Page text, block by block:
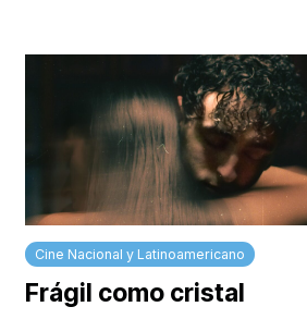
Cine Nacional y Latinoamericano
Frágil como cristal